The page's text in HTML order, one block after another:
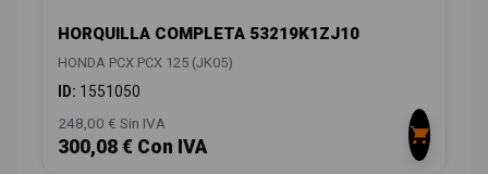
HORQUILLA COMPLETA 53219K1ZJ10
HONDA PCX PCX 125 (JK05)
ID: 1551050
248,00 € Sin IVA
300,08 € Con IVA